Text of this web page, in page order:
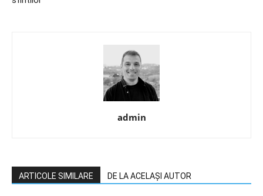
admin
ARTICOLE SIMILARE DE LA ACELAȘI AUTOR